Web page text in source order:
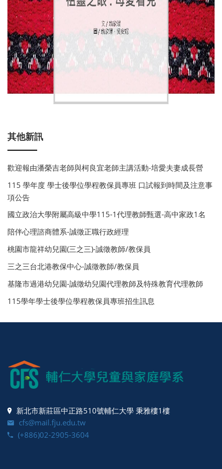
其他新訊
歡迎報由潘榮吉老師與柯良宜老師主講活動-培愛夫妻成長營
115 學年度 學士後學位學程教保員專班 口試報到時間及注意事
項公告
國立政治大學附屬高級中學115-1代理教師甄選-高中家政1名
陪伴心理諮商體系-誠徵正職行政經理
桃園市龍祥幼兒園(三之三)-誠徵教師/教保員
三之三台北港教保中心-誠徵教師/教保員
基隆市過港幼兒園-誠徵幼兒園代理教師及特殊教育代理教師
115學年學士後學位學程教保員專班招生訊息
新北市新莊區中正路510號輔仁大學 秉雅樓1樓
cfs@mail.fju.edu.tw
(+886)02-2905-3604